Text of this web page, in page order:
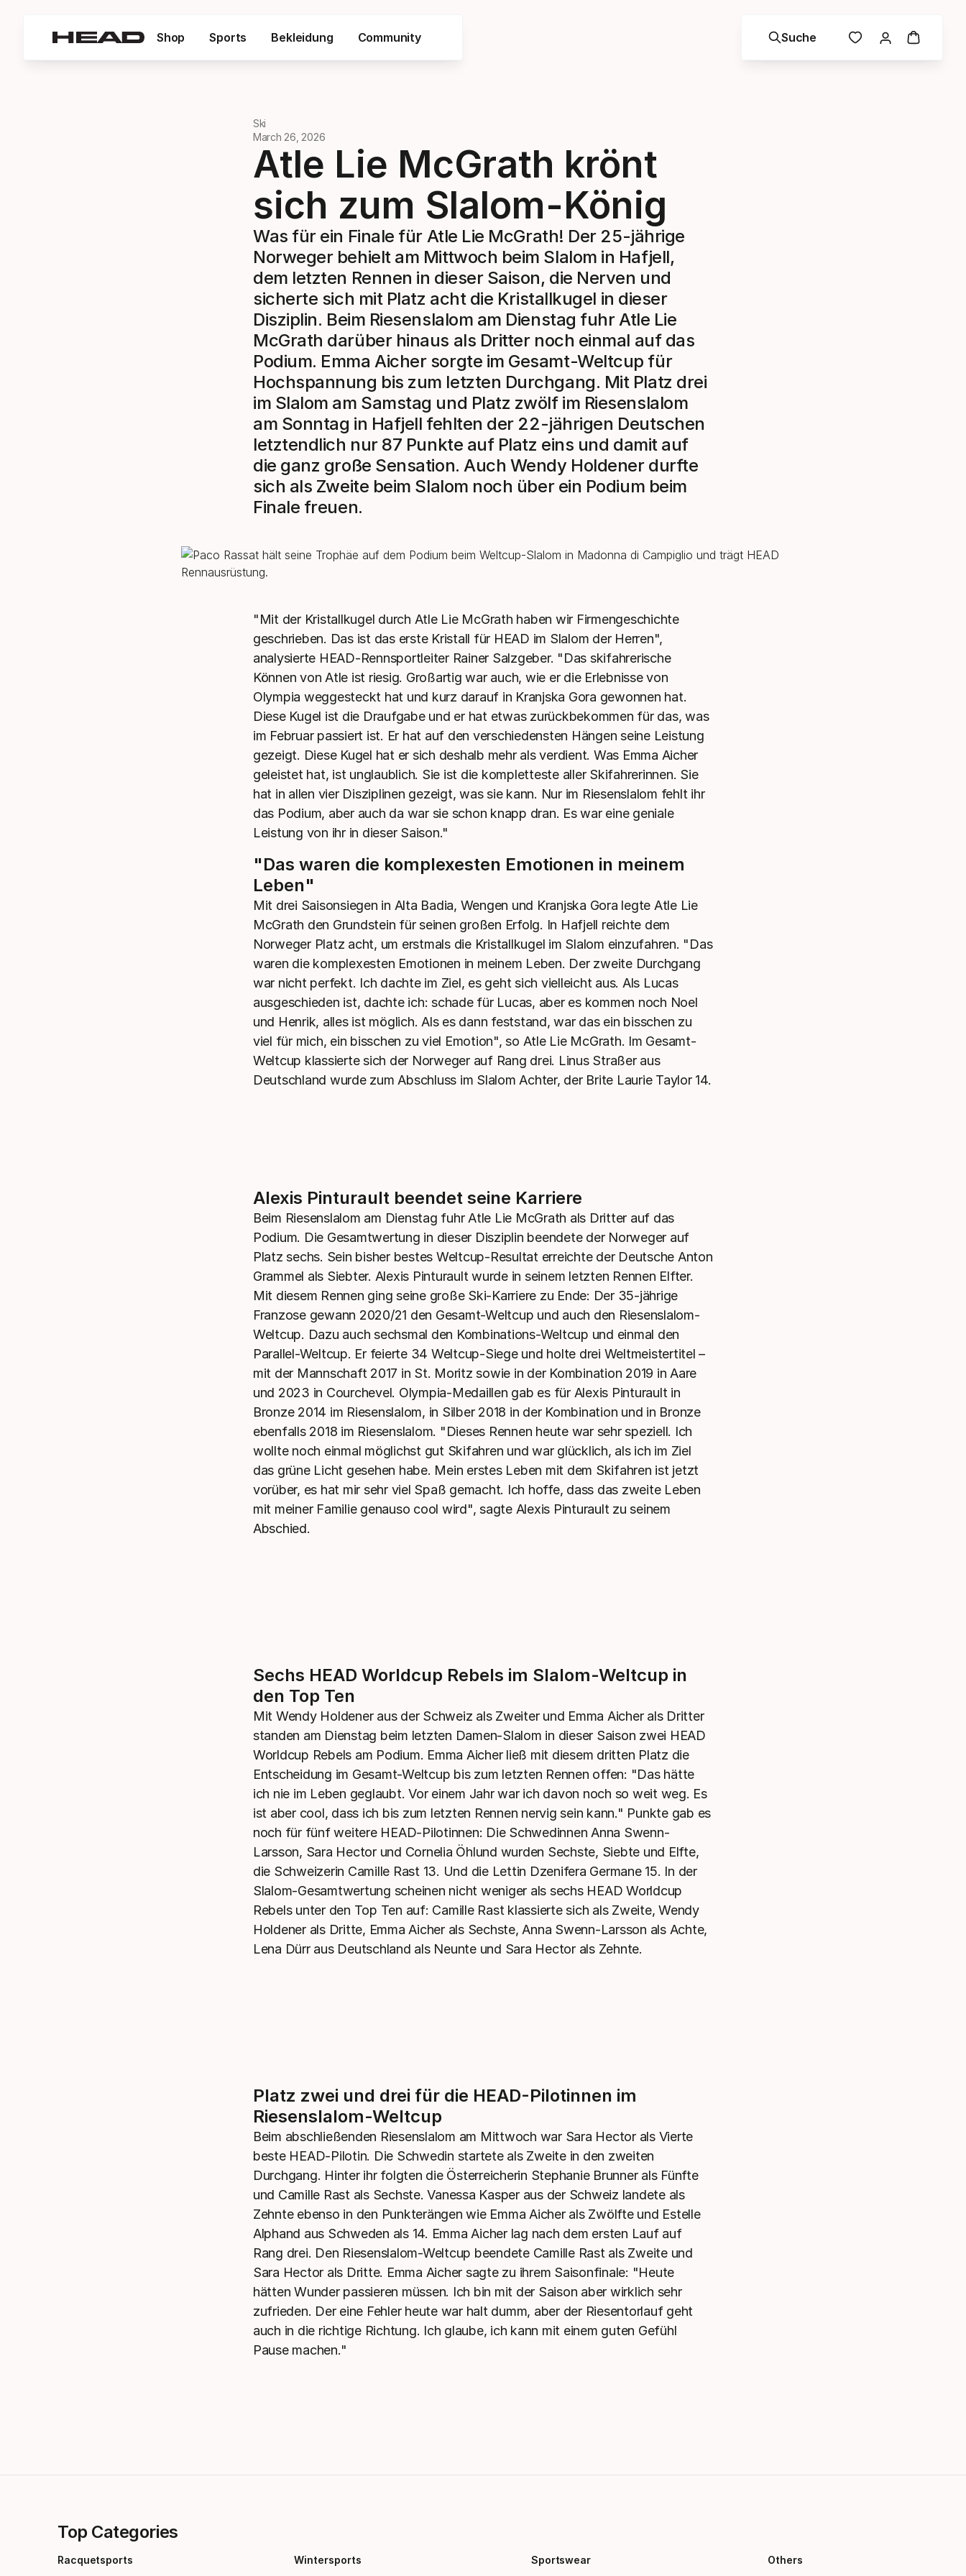
Shop Sports Bekleidung Community Suche
Ski
March 26, 2026
Atle Lie McGrath krönt
sich zum Slalom-König
Was für ein Finale für Atle Lie McGrath! Der 25-jährige
Norweger behielt am Mittwoch beim Slalom in Hafjell,
dem letzten Rennen in dieser Saison, die Nerven und
sicherte sich mit Platz acht die Kristallkugel in dieser
Disziplin. Beim Riesenslalom am Dienstag fuhr Atle Lie
McGrath darüber hinaus als Dritter noch einmal auf das
Podium. Emma Aicher sorgte im Gesamt-Weltcup für
Hochspannung bis zum letzten Durchgang. Mit Platz drei
im Slalom am Samstag und Platz zwölf im Riesenslalom
am Sonntag in Hafjell fehlten der 22-jährigen Deutschen
letztendlich nur 87 Punkte auf Platz eins und damit auf
die ganz große Sensation. Auch Wendy Holdener durfte
sich als Zweite beim Slalom noch über ein Podium beim
Finale freuen.
"Mit der Kristallkugel durch Atle Lie McGrath haben wir Firmengeschichte
geschrieben. Das ist das erste Kristall für HEAD im Slalom der Herren",
analysierte HEAD-Rennsportleiter Rainer Salzgeber. "Das skifahrerische
Können von Atle ist riesig. Großartig war auch, wie er die Erlebnisse von
Olympia weggesteckt hat und kurz darauf in Kranjska Gora gewonnen hat.
Diese Kugel ist die Draufgabe und er hat etwas zurückbekommen für das, was
im Februar passiert ist. Er hat auf den verschiedensten Hängen seine Leistung
gezeigt. Diese Kugel hat er sich deshalb mehr als verdient. Was Emma Aicher
geleistet hat, ist unglaublich. Sie ist die kompletteste aller Skifahrerinnen. Sie
hat in allen vier Disziplinen gezeigt, was sie kann. Nur im Riesenslalom fehlt ihr
das Podium, aber auch da war sie schon knapp dran. Es war eine geniale
Leistung von ihr in dieser Saison."
"Das waren die komplexesten Emotionen in meinem
Leben"
Mit drei Saisonsiegen in Alta Badia, Wengen und Kranjska Gora legte Atle Lie
McGrath den Grundstein für seinen großen Erfolg. In Hafjell reichte dem
Norweger Platz acht, um erstmals die Kristallkugel im Slalom einzufahren. "Das
waren die komplexesten Emotionen in meinem Leben. Der zweite Durchgang
war nicht perfekt. Ich dachte im Ziel, es geht sich vielleicht aus. Als Lucas
ausgeschieden ist, dachte ich: schade für Lucas, aber es kommen noch Noel
und Henrik, alles ist möglich. Als es dann feststand, war das ein bisschen zu
viel für mich, ein bisschen zu viel Emotion", so Atle Lie McGrath. Im Gesamt-
Weltcup klassierte sich der Norweger auf Rang drei. Linus Straßer aus
Deutschland wurde zum Abschluss im Slalom Achter, der Brite Laurie Taylor 14.
Alexis Pinturault beendet seine Karriere
Beim Riesenslalom am Dienstag fuhr Atle Lie McGrath als Dritter auf das
Podium. Die Gesamtwertung in dieser Disziplin beendete der Norweger auf
Platz sechs. Sein bisher bestes Weltcup-Resultat erreichte der Deutsche Anton
Grammel als Siebter. Alexis Pinturault wurde in seinem letzten Rennen Elfter.
Mit diesem Rennen ging seine große Ski-Karriere zu Ende: Der 35-jährige
Franzose gewann 2020/21 den Gesamt-Weltcup und auch den Riesenslalom-
Weltcup. Dazu auch sechsmal den Kombinations-Weltcup und einmal den
Parallel-Weltcup. Er feierte 34 Weltcup-Siege und holte drei Weltmeistertitel –
mit der Mannschaft 2017 in St. Moritz sowie in der Kombination 2019 in Aare
und 2023 in Courchevel. Olympia-Medaillen gab es für Alexis Pinturault in
Bronze 2014 im Riesenslalom, in Silber 2018 in der Kombination und in Bronze
ebenfalls 2018 im Riesenslalom. "Dieses Rennen heute war sehr speziell. Ich
wollte noch einmal möglichst gut Skifahren und war glücklich, als ich im Ziel
das grüne Licht gesehen habe. Mein erstes Leben mit dem Skifahren ist jetzt
vorüber, es hat mir sehr viel Spaß gemacht. Ich hoffe, dass das zweite Leben
mit meiner Familie genauso cool wird", sagte Alexis Pinturault zu seinem
Abschied.
Sechs HEAD Worldcup Rebels im Slalom-Weltcup in
den Top Ten
Mit Wendy Holdener aus der Schweiz als Zweiter und Emma Aicher als Dritter
standen am Dienstag beim letzten Damen-Slalom in dieser Saison zwei HEAD
Worldcup Rebels am Podium. Emma Aicher ließ mit diesem dritten Platz die
Entscheidung im Gesamt-Weltcup bis zum letzten Rennen offen: "Das hätte
ich nie im Leben geglaubt. Vor einem Jahr war ich davon noch so weit weg. Es
ist aber cool, dass ich bis zum letzten Rennen nervig sein kann." Punkte gab es
noch für fünf weitere HEAD-Pilotinnen: Die Schwedinnen Anna Swenn-
Larsson, Sara Hector und Cornelia Öhlund wurden Sechste, Siebte und Elfte,
die Schweizerin Camille Rast 13. Und die Lettin Dzenifera Germane 15. In der
Slalom-Gesamtwertung scheinen nicht weniger als sechs HEAD Worldcup
Rebels unter den Top Ten auf: Camille Rast klassierte sich als Zweite, Wendy
Holdener als Dritte, Emma Aicher als Sechste, Anna Swenn-Larsson als Achte,
Lena Dürr aus Deutschland als Neunte und Sara Hector als Zehnte.
Platz zwei und drei für die HEAD-Pilotinnen im
Riesenslalom-Weltcup
Beim abschließenden Riesenslalom am Mittwoch war Sara Hector als Vierte
beste HEAD-Pilotin. Die Schwedin startete als Zweite in den zweiten
Durchgang. Hinter ihr folgten die Österreicherin Stephanie Brunner als Fünfte
und Camille Rast als Sechste. Vanessa Kasper aus der Schweiz landete als
Zehnte ebenso in den Punkterängen wie Emma Aicher als Zwölfte und Estelle
Alphand aus Schweden als 14. Emma Aicher lag nach dem ersten Lauf auf
Rang drei. Den Riesenslalom-Weltcup beendete Camille Rast als Zweite und
Sara Hector als Dritte. Emma Aicher sagte zu ihrem Saisonfinale: "Heute
hätten Wunder passieren müssen. Ich bin mit der Saison aber wirklich sehr
zufrieden. Der eine Fehler heute war halt dumm, aber der Riesentorlauf geht
auch in die richtige Richtung. Ich glaube, ich kann mit einem guten Gefühl
Pause machen."
Top Categories
Racquetsports Wintersports Sportswear Others